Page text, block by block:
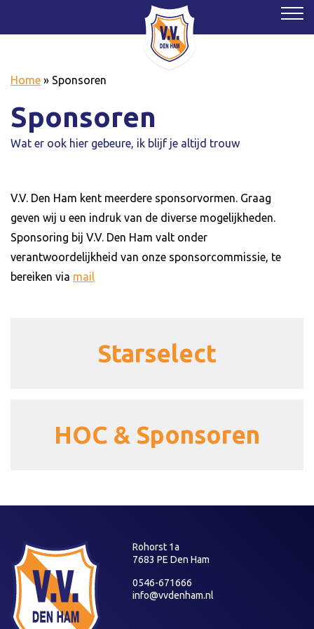
Home » Sponsoren
Sponsoren
Wat er ook hier gebeure, ik blijf je altijd trouw
V.V. Den Ham kent meerdere sponsorvormen. Graag
geven wij u een indruk van de diverse mogelijkheden.
Sponsoring bij V.V. Den Ham valt onder
verantwoordelijkheid van onze sponsorcommissie, te
bereiken via mail
Starselect
HOC & Sponsoren
Rohorst 1a
7683 PE Den Ham
0546-671666
info@vvdenham.nl